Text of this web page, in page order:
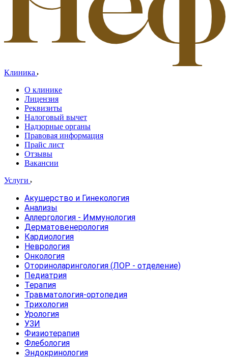
Клиника
О клинике
Лицензия
Реквизиты
Налоговый вычет
Надзорные органы
Правовая информация
Прайс лист
Отзывы
Вакансии
Услуги
Акушерство и Гинекология
Анализы
Аллергология - Иммунология
Дерматовенерология
Кардиология
Неврология
Онкология
Оториноларингология (ЛОР - отделение)
Педиатрия
Терапия
Травматология-ортопедия
Трихология
Урология
УЗИ
Физиотерапия
Флебология
Эндокринология